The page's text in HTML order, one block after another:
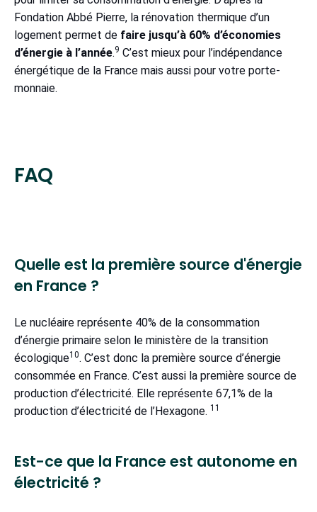
Fondation Abbé Pierre, la rénovation thermique d’un
logement permet de faire jusqu’à 60% d’économies
d’énergie à l’année.9 C’est mieux pour l’indépendance
énergétique de la France mais aussi pour votre porte-
monnaie.
FAQ
Quelle est la première source d'énergie
en France ?
Le nucléaire représente 40% de la consommation
d’énergie primaire selon le ministère de la transition
écologique10. C’est donc la première source d’énergie
consommée en France. C’est aussi la première source de
production d’électricité. Elle représente 67,1% de la
production d’électricité de l’Hexagone. 11
Est-ce que la France est autonome en
électricité ?